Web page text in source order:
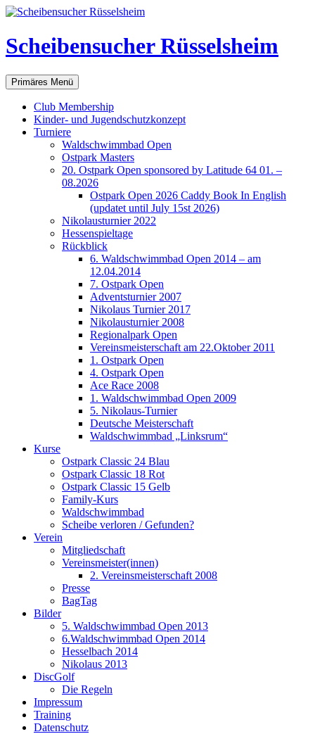
Scheibensucher Rüsselsheim
Suchen
Primäres Menü Zum
Inhalt
springen
Club Membership
Kinder- und Jugendschutzkonzept
Turniere
Waldschwimmbad Open
Ostpark Masters
20. Ostpark Open sponsored by Latitude 64 01. –
08.2026
Ostpark Open 2026 Caddy Book In English
(updatet until July 15st 2026)
Nikolausturnier 2022
Hessenspieltage
Rückblick
6. Waldschwimmbad Open 2014 – am
12.04.2014
7. Ostpark Open
Adventsturnier 2007
Nikolaus Turnier 2017
Nikolausturnier 2008
Regionalpark Open
Vereinsmeisterschaft am 22.Oktober 2011
1. Ostpark Open
4. Ostpark Open
Ace Race 2008
1. Waldschwimmbad Open 2009
5. Nikolaus-Turnier
Deutsche Meisterschaft
Waldschwimmbad „Linksrum“
Kurse
Ostpark Classic 24 Blau
Ostpark Classic 18 Rot
Ostpark Classic 15 Gelb
Family-Kurs
Waldschwimmbad
Scheibe verloren / Gefunden?
Verein
Mitgliedschaft
Vereinsmeister(innen)
2. Vereinsmeisterschaft 2008
Presse
BagTag
Bilder
5. Waldschwimmbad Open 2013
6.Waldschwimmbad Open 2014
Hesselbach 2014
Nikolaus 2013
DiscGolf
Die Regeln
Impressum
Training
Datenschutz